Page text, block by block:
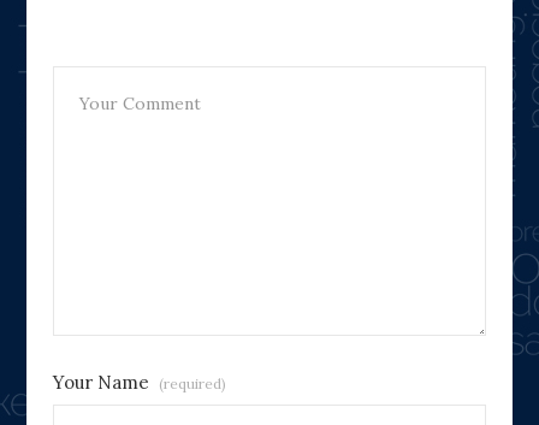
Your Name (required)